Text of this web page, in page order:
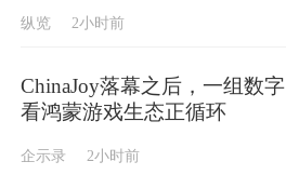
纵览 2小时前
ChinaJoy落幕之后，一组数字
看鸿蒙游戏生态正循环
企示录 2小时前